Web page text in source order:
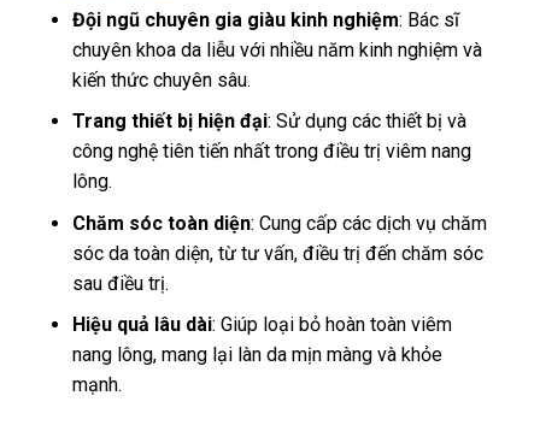
Đội ngũ chuyên gia giàu kinh nghiệm: Bác sĩ
chuyên khoa da liễu với nhiều năm kinh nghiệm và
kiến thức chuyên sâu.
Trang thiết bị hiện đại: Sử dụng các thiết bị và
công nghệ tiên tiến nhất trong điều trị viêm nang
lông.
Chăm sóc toàn diện: Cung cấp các dịch vụ chăm
sóc da toàn diện, từ tư vấn, điều trị đến chăm sóc
sau điều trị.
Hiệu quả lâu dài: Giúp loại bỏ hoàn toàn viêm
nang lông, mang lại làn da mịn màng và khỏe
mạnh.